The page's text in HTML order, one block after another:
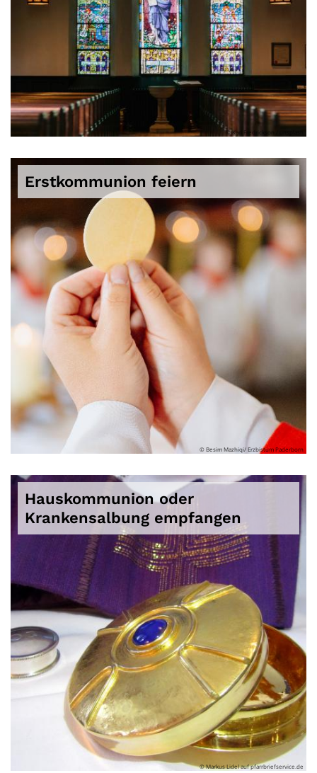
© Karl Fredrickson / unsplash
Erstkommunion feiern
© Besim Mazhiqi/ Erzbistum Paderborn
Hauskommunion oder
Krankensalbung empfangen
© Markus Lidel auf pfarrbriefservice.de